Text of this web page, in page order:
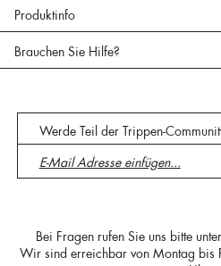
Produktinfo
Brauchen Sie Hilfe?
Werde Teil der Trippen-
Bei Fragen rufen Sie uns bitte unter
Wir sind erreichbar von Montag